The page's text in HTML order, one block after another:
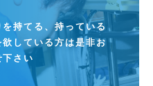
持てる、持っている
している方は是非お
下さい